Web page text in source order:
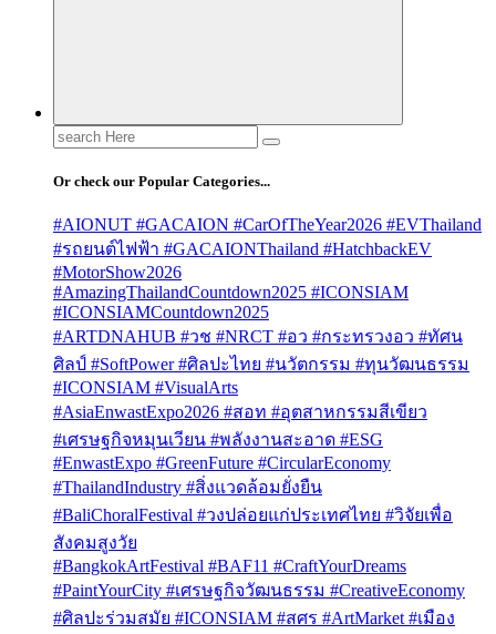
Search
for:
Or check our Popular Categories...
#AIONUT #GACAION #CarOfTheYear2026 #EVThailand
#รถยนต์ไฟฟ้า #GACAIONThailand #HatchbackEV
#MotorShow2026
#AmazingThailandCountdown2025 #ICONSIAM
#ICONSIAMCountdown2025
#ARTDNAHUB #วช #NRCT #อว #กระทรวงอว #ทัศน
ศิลป์ #SoftPower #ศิลปะไทย #นวัตกรรม #ทุนวัฒนธรรม
#ICONSIAM #VisualArts
#AsiaEnwastExpo2026 #สอท #อุตสาหกรรมสีเขียว
#เศรษฐกิจหมุนเวียน #พลังงานสะอาด #ESG
#EnwastExpo #GreenFuture #CircularEconomy
#ThailandIndustry #สิ่งแวดล้อมยั่งยืน
#BaliChoralFestival #วงปล่อยแก่ประเทศไทย #วิจัยเพื่อ
สังคมสูงวัย
#BangkokArtFestival #BAF11 #CraftYourDreams
#PaintYourCity #เศรษฐกิจวัฒนธรรม #CreativeEconomy
#ศิลปะร่วมสมัย #ICONSIAM #สศร #ArtMarket #เมือง